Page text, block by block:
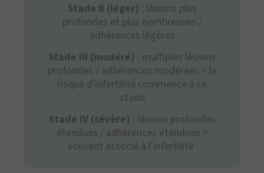
Stade II (léger) : lésions plus
profondes et plus nombreuses /
adhérences légères
Stade III (modéré) : multiples lésions
profondes / adhérences modérées > le
risque d'infertilité commence à ce
stade
Stade IV (sévère) : lésions profondes
étendues / adhérences étendues >
souvent associé à l'infertilité